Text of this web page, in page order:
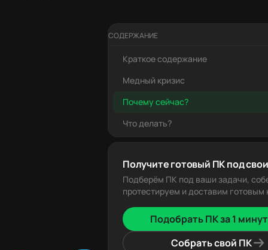
СОДЕРЖАНИЕ
Краткое содержание
Медный кризис
Почему сейчас?
Что делать?
Получите готовый ПК под
Подберём ПК под ваши задачи,
протестируем и доставим готовым
Подобрать ПК за 1
Собрать свой ПК